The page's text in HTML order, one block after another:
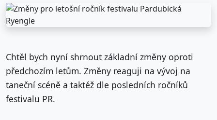
Chtěl bych nyní shrnout základní změny oproti
předchozím letům. Změny reaguji na vývoj na
taneční scéně a taktéž dle posledních ročníků
festivalu PR.